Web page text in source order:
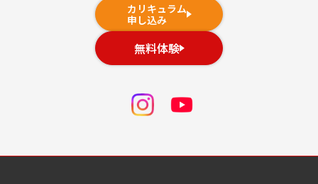
カリキュラム
申し込み
無料体験